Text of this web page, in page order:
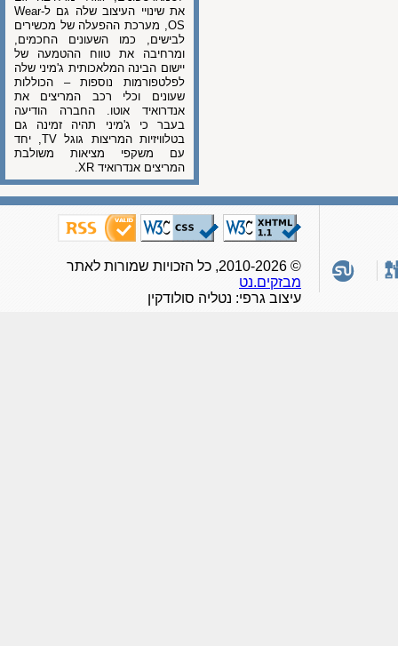
את שינויי העיצוב שלה גם ל-Wear
OS, מערכת ההפעלה של מכשירים
לבישים, כמו השעונים החכמים,
ומרחיבה את טווח ההטמעה של
יישום הבינה המלאכותית ג'מיני שלה
לפלטפורמות נוספות – הכוללות
שעונים וכלי רכב המריצים את
אנדרואיד אוטו. החברה הודיעה
בעבר כי ג'מיני תהיה זמינה גם
בטלוויזיות המריצות גוגל TV, יחד
עם משקפי מציאות משולבת
המריצים אנדרואיד XR.
מבזקים.נט
עיצוב גרפי: נטליה סולודקין